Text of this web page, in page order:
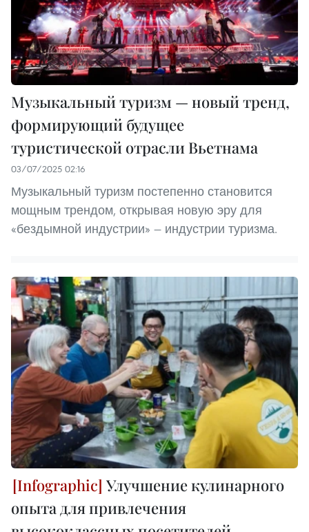
Музыкальный туризм — новый тренд,
формирующий будущее
туристической отрасли Вьетнама
03/07/2025 02:16
Музыкальный туризм постепенно становится
мощным трендом, открывая новую эру для
«бездымной индустрии» — индустрии туризма.
Улучшение кулинарного
опыта для привлечения